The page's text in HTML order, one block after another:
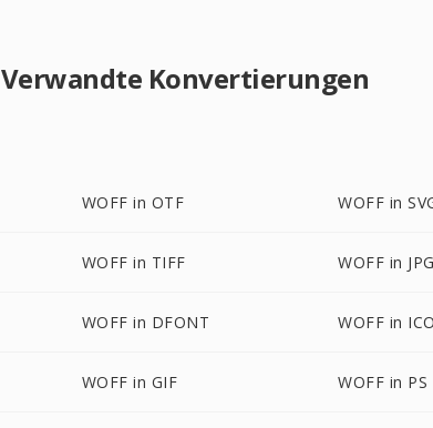
Verwandte Konvertierungen
WOFF in OTF WOFF in
WOFF in TIFF WOFF in
WOFF in DFONT WOFF in
WOFF in GIF WOFF in PS